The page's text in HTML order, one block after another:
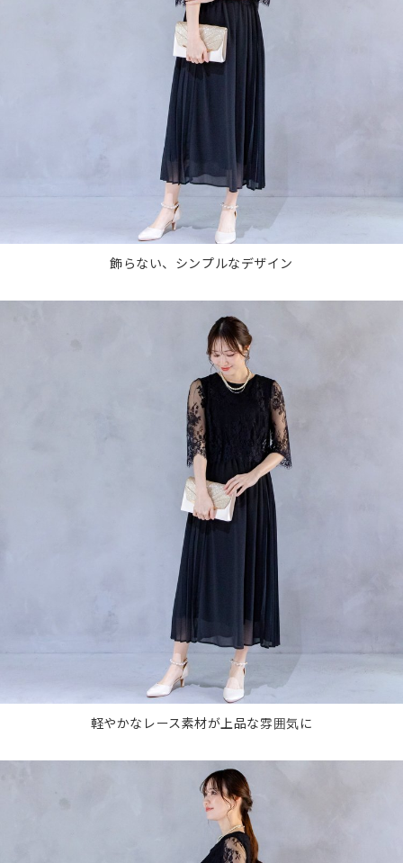
飾らない、シンプルなデザイン
軽やかなレース素材が上品な雰囲気に